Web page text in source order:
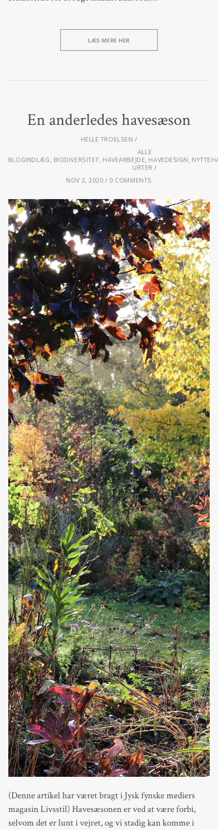
LÆS MERE HER
En anderledes havesæson
HELLE TROELSEN
ALLE
BLOGINDLÆG, BIODIVERSITET, HAVEARBEJDE, HAVEDESIGN,
URTER
NOV 2, 2020
0 COMMENTS
(Denne artikel har været bragt i Jysk fynske mediers
magasin Livsstil) Havesæsonen er ved at være forbi,
selvom det er lunt i vejret, og vi stadig kan komme i